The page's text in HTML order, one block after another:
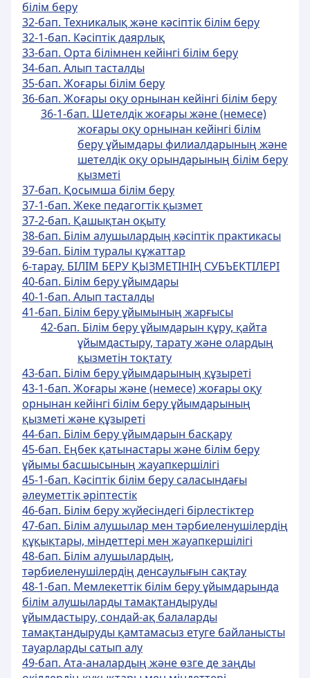
білім беру
32-бап. Техникалық және кәсіптік білім беру
32-1-бап. Кәсіптік даярлық
33-бап. Орта білімнен кейінгі білім беру
34-бап. Алып тасталды
35-бап. Жоғары білім беру
36-бап. Жоғары оқу орнынан кейінгі білім беру
36-1-бап. Шетелдік жоғары және (немесе)
жоғары оқу орнынан кейінгі білім
беру ұйымдары филиалдарының және
шетелдік оқу орындарының білім беру
қызметі
37-бап. Қосымша білім беру
37-1-бап. Жеке педагогтік қызмет
37-2-бап. Қашықтан оқыту
38-бап. Білім алушылардың кәсіптік практикасы
39-бап. Білім туралы құжаттар
6-тарау. БІЛІМ БЕРУ ҚЫЗМЕТІНІҢ СУБЪЕКТІЛЕРІ
40-бап. Білім беру ұйымдары
40-1-бап. Алып тасталды
41-бап. Білім беру ұйымының жарғысы
42-бап. Білім беру ұйымдарын құру, қайта
ұйымдастыру, тарату және олардың
қызметін тоқтату
43-бап. Білім беру ұйымдарының құзыреті
43-1-бап. Жоғары және (немесе) жоғары оқу
орнынан кейінгі білім беру ұйымдарының
қызметі және құзыреті
44-бап. Білім беру ұйымдарын басқару
45-бап. Еңбек қатынастары және білім беру
ұйымы басшысының жауапкершілігі
45-1-бап. Кәсіптік білім беру саласындағы
әлеуметтік әріптестік
46-бап. Білім беру жүйесіндегі бірлестіктер
47-бап. Білім алушылар мен тәрбиеленушілердің
құқықтары, міндеттері мен жауапкершілігі
48-бап. Білім алушылардың,
тәрбиеленушілердің денсаулығын сақтау
48-1-бап. Мемлекеттік білім беру ұйымдарында
білім алушыларды тамақтандыруды
ұйымдастыру, сондай-ақ балаларды
тамақтандыруды қамтамасыз етуге байланысты
тауарларды сатып алу
49-бап. Ата-аналардың және өзге де заңды